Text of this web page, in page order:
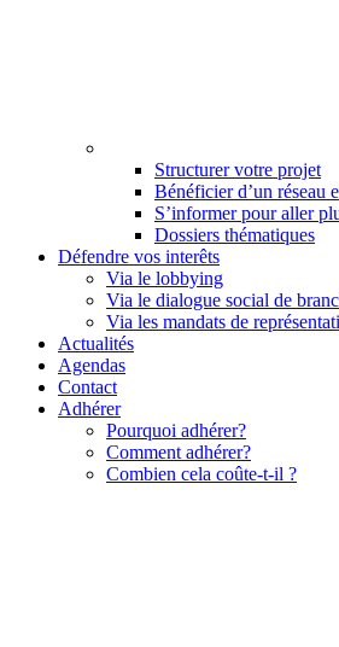
Structurer votre projet
Bénéficier d’un réseau
S’informer pour aller
Dossiers thématiques
Défendre vos interêts
Via le lobbying
Via le dialogue social de
Via les mandats de
Actualités
Agendas
Contact
Adhérer
Pourquoi adhérer?
Comment adhérer?
Combien cela coûte-t-il ?